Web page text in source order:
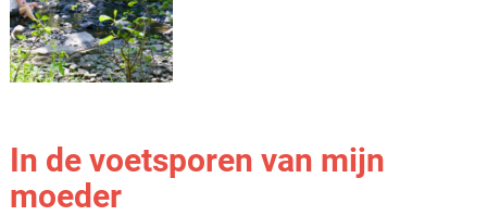
In de voetsporen van mijn
moeder